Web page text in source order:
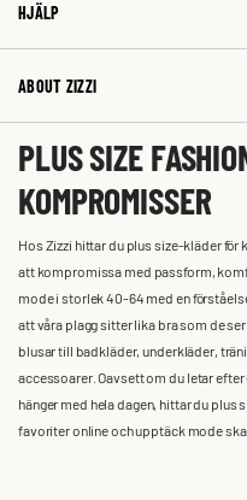
HJÄLP
ABOUT ZIZZI
PLUS SIZE
KOMPROMISSER
Hos Zizzi hittar du plus size-kläder för
att kompromissa med passform,
mode i storlek 40-64 med en
att våra plagg sitter lika bra som de
blusar till badkläder, underkläder,
accessoarer. Oavsett om du letar
hänger med hela dagen, hittar du
favoriter online och upptäck mode